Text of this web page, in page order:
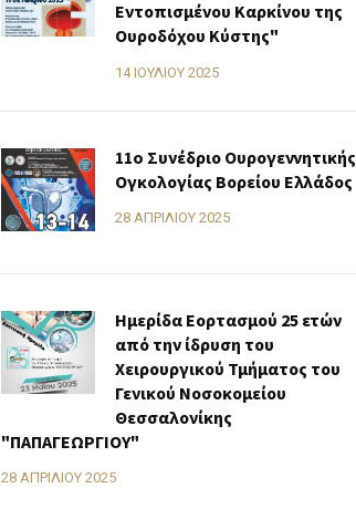
Εντοπισμένου Καρκίνου της
Ουροδόχου Κύστης"
14 ΙΟΥΛΊΟΥ 2025
11o Συνέδριο Ουρογεννητικής
Ογκολογίας Βορείου Ελλάδος
28 ΑΠΡΙΛΊΟΥ 2025
Ημερίδα Εορτασμού 25 ετών
από την ίδρυση του
Χειρουργικού Τμήματος του
Γενικού Νοσοκομείου
Θεσσαλονίκης
"ΠΑΠΑΓΕΩΡΓΙΟΥ"
28 ΑΠΡΙΛΊΟΥ 2025